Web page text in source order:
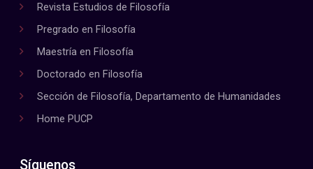
Revista Estudios de Filosofía
Pregrado en Filosofía
Maestría en Filosofía
Doctorado en Filosofía
Sección de Filosofía, Departamento de Humanidades
Home PUCP
Síguenos